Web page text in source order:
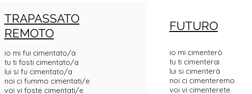
TRAPASSATO
REMOTO
io mi fui cimentato/a
tu ti fosti cimentato/a
lui si fu cimentato/a
noi ci fummo cimentati/e
voi vi foste cimentati/e
FUTURO
io mi cimenterò
tu ti cimenterai
lui si cimenterà
noi ci cimenteremo
voi vi cimenterete